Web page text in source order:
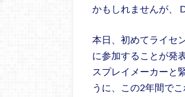
かもしれませんが、
本日、初めてライセ
に参加することが発
スプレイメーカーと
うに、この2年間で